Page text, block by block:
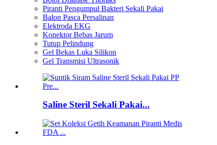
Piranti Pengumpul Bakteri Sekali Pakai
Balon Pasca Persalinan
Elektroda EKG
Konektor Bebas Jarum
Tutup Pelindung
Gel Bekas Luka Silikon
Gel Transmisi Ultrasonik
Saline Steril Sekali Pakai...